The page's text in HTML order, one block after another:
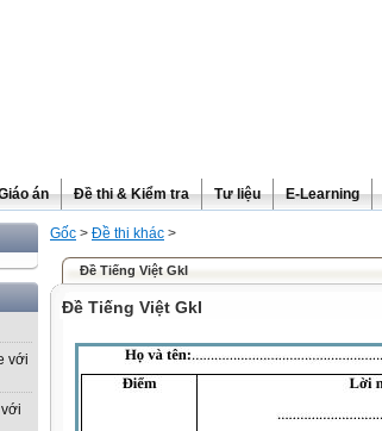
án Đề thi & Kiểm tra Tư liệu E-Learning
với
Gốc > Đề thi khác >
Đề Tiếng Việt GkI
Đề Tiếng Việt GkI